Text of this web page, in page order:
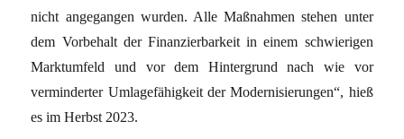
nicht angegangen wurden. Alle Maßnahmen stehen unter
dem Vorbehalt der Finanzierbarkeit in einem schwierigen
Marktumfeld und vor dem Hintergrund nach wie vor
verminderter Umlagefähigkeit der Modernisierungen“, hieß
es im Herbst 2023.